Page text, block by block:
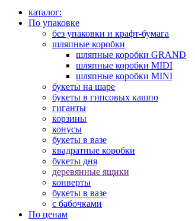
каталог:
По упаковке
без упаковки и крафт-бумага
шляпные коробки
шляпные коробки GRAND
шляпные коробки MIDI
шляпные коробки MINI
букеты на шаре
букеты в гипсовых кашпо
гиганты
корзины
конусы
букеты в вазе
квадратные коробки
букеты дня
деревянные ящики
конверты
букеты в вазе
с бабочками
По ценам